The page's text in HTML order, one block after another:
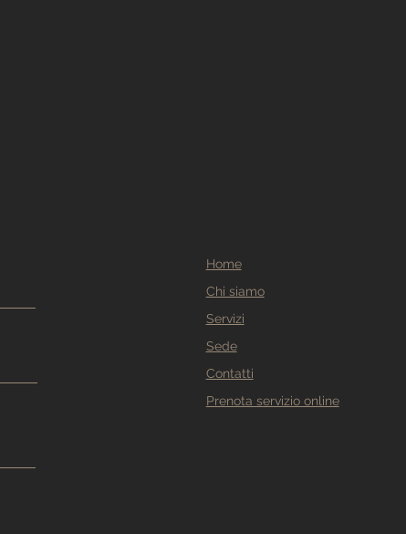
Home
Chi siamo
Servizi
Sede
Contatti
Prenota servizio online